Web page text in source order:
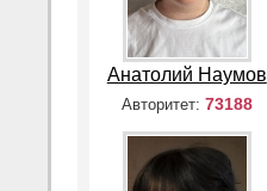
Анатолий Наумов
Авторитет: 73188